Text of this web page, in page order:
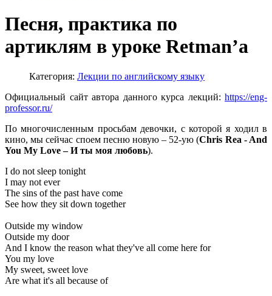
Песня, практика по
артиклям в уроке Retman’а
Категория: Лекции по английскому языку
Официальный сайт автора данного курса лекций: https://eng-
professor.ru/
По многочисленным просьбам девочки, с которой я ходил в
кино, мы сейчас споем песню новую – 52-ую (Chris Rea - And
You My Love –Иты моя любовь).
I do not sleep tonight
I may not ever
The sins of the past have come
See how they sit down together
Outside my window
Outside my door
And I know the reason what they've all come here for
You my love
My sweet, sweet love
Are what it's all because of